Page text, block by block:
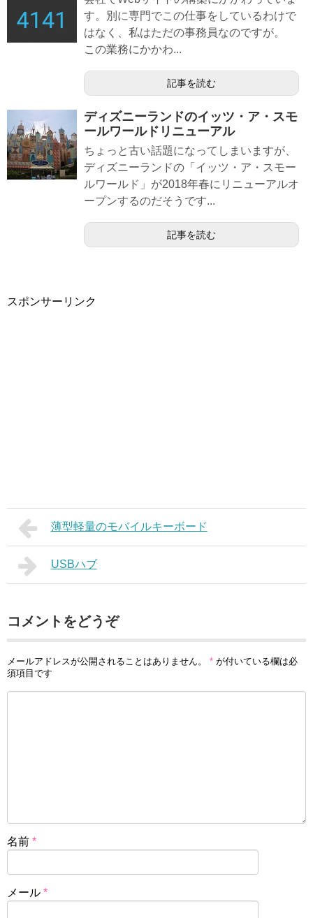
す。別に専門でこの仕事をしているわけで
はなく、私はただの事務員なのですが。
この業務にかかわ...
記事を読む
ディズニーランドのイッツ・ア・スモ
ールワールドリニューアル
ちょっと古い話題になってしまいますが、
ディズニーランドの「イッツ・ア・スモー
ルワールド」が2018年春にリニューアルオ
ープンするのだそうです...
記事を読む
スポンサーリンク
薄型軽量のモバイルキーボード
USBハブ
コメントをどうぞ
メールアドレスが公開されることはありません。 * が付いている欄は必
須項目です
名前 *
メール *